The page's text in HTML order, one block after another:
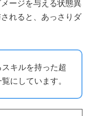
ージを与える状態異
れると、あっさりダ
キルを持った超
にしています。